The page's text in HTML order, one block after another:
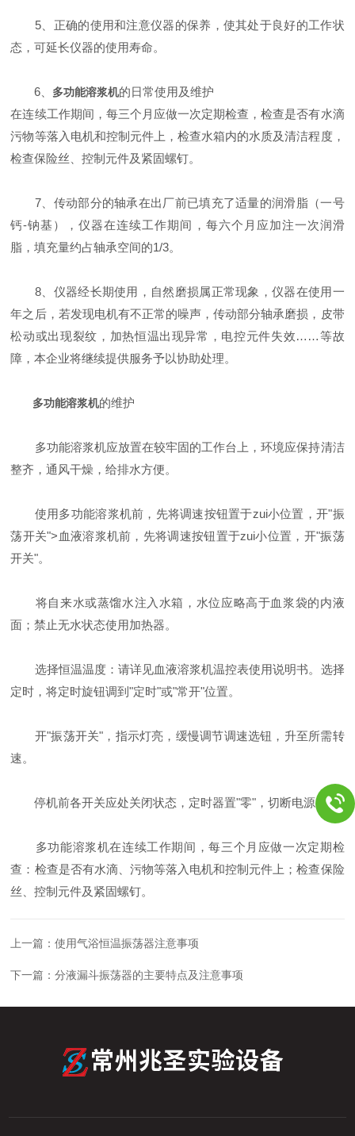
5、正确的使用和注意仪器的保养，使其处于良好的工作状
态，可延长仪器的使用寿命。
6、 多功能溶浆机的日常使用及维护
在连续工作期间，每三个月应做一次定期检查，检查是否有水滴
污物等落入电机和控制元件上，检查水箱内的水质及清洁程度，
检查保险丝、控制元件及紧固螺钉。
7、传动部分的轴承在出厂前已填充了适量的润滑脂（一号
钙-钠基），仪器在连续工作期间，每六个月应加注一次润滑
脂，填充量约占轴承空间的1/3。
8、仪器经长期使用，自然磨损属正常现象，仪器在使用一
年之后，若发现电机有不正常的噪声，传动部分轴承磨损，皮带
松动或出现裂纹，加热恒温出现异常，电控元件失效……等故
障，本企业将继续提供服务予以协助处理。
多功能溶浆机的维护
多功能溶浆机应放置在较牢固的工作台上，环境应保持清洁
整齐，通风干燥，给排水方便。
使用多功能溶浆机前，先将调速按钮置于zui小位置，开"振
荡开关">血液溶浆机前，先将调速按钮置于zui小位置，开"振荡
开关"。
将自来水或蒸馏水注入水箱，水位应略高于血浆袋的内液
面；禁止无水状态使用加热器。
选择恒温温度：请详见血液溶浆机温控表使用说明书。选择
定时，将定时旋钮调到"定时"或"常开"位置。
开"振荡开关"，指示灯亮，缓慢调节调速选钮，升至所需转
速。
停机前各开关应处关闭状态，定时器置"零"，切断电源。
多功能溶浆机在连续工作期间，每三个月应做一次定期检
查：检查是否有水滴、污物等落入电机和控制元件上；检查保险
丝、控制元件及紧固螺钉。
上一篇：使用气浴恒温振荡器注意事项
下一篇：分液漏斗振荡器的主要特点及注意事项